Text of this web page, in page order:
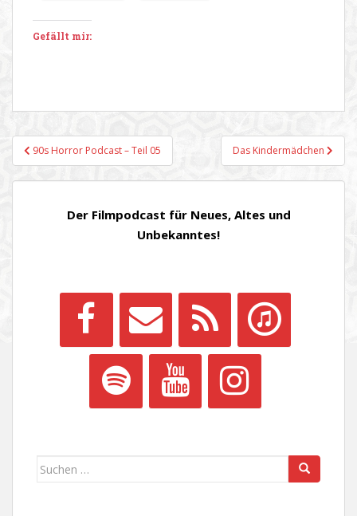
Gefällt mir:
Beitragsnavigation
90s Horror Podcast – Teil 05 Das Kindermädchen
Der Filmpodcast für Neues, Altes und
Unbekanntes!
Suchen